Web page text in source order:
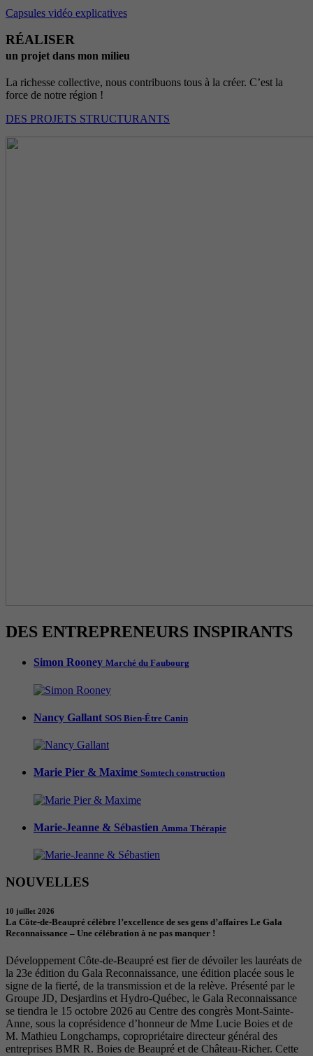
Capsules vidéo explicatives
RÉALISER
un projet dans mon milieu
La richesse collective, nous contribuons tous à la créer. C’est la
force de notre région !
DES PROJETS STRUCTURANTS
DES ENTREPRENEURS INSPIRANTS
Simon Rooney Marché du Faubourg
Nancy Gallant SOS Bien-Être Canin
Marie Pier & Maxime Somtech construction
Marie-Jeanne & Sébastien Amma Thérapie
NOUVELLES
10 juillet 2026
La Côte-de-Beaupré célèbre l’excellence de ses gens d’affaires Le Gala
Reconnaissance – Une célébration à ne pas manquer !
Développement Côte-de-Beaupré est fier de dévoiler les lauréats de
la 23e édition du Gala Reconnaissance, une édition placée sous le
signe de la fierté, de la transmission et de la relève. Présenté par le
Groupe JD, Desjardins et Hydro-Québec, le Gala Reconnaissance
se tiendra le 15 octobre 2026 au Centre des congrès Mont-Sainte-
Anne, sous la coprésidence d’honneur de Mme Lucie Boies et de
M. Mathieu Longchamps, copropriétaire directeur général des
entreprises BMR R. Boies de Beaupré et de Château-Richer. Cette